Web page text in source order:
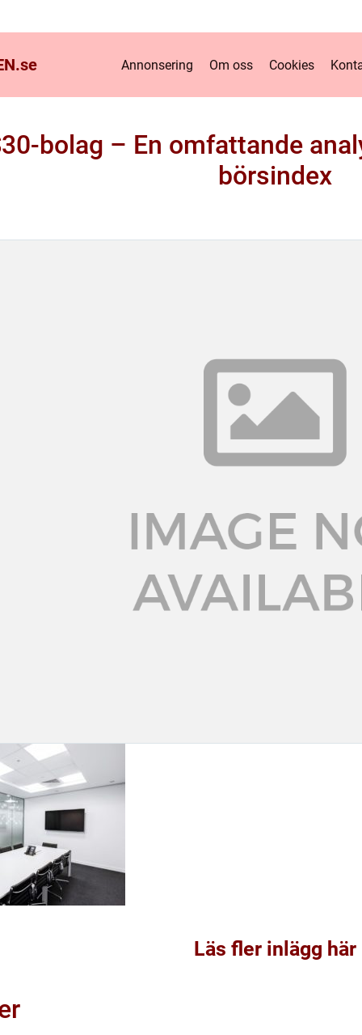
se Annonsering Om oss Cookies
bolag – En omfattande
börsindex
Läs fler inlägg här